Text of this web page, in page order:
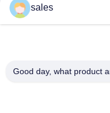
sales
Good day, what product